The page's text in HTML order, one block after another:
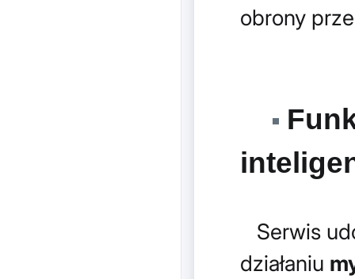
obrony
Serwis
działaniu